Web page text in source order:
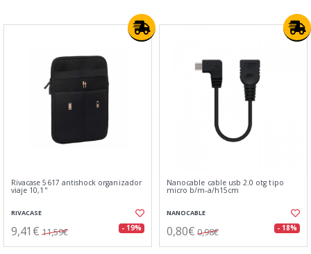
Rivacase 5617 antishock organizador
viaje 10,1"
RIVACASE
9,41€ 11,59€ - 19%
Nanocable cable usb 2.0 otg tipo
micro b/m-a/h15cm
NANOCABLE
0,80€ 0,98€ - 18%